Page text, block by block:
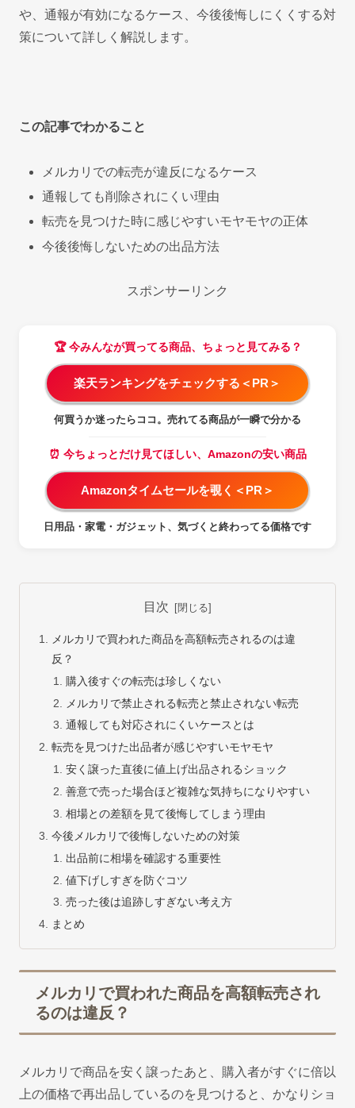
や、通報が有効になるケース、今後後悔しにくくする対
策について詳しく解説します。
この記事でわかること
メルカリでの転売が違反になるケース
通報しても削除されにくい理由
転売を見つけた時に感じやすいモヤモヤの正体
今後後悔しないための出品方法
スポンサーリンク
🏆 今みんなが買ってる商品、ちょっと見てみる？
楽天ランキングをチェックする＜PR＞
何買うか迷ったらココ。売れてる商品が一瞬で分かる
⏰ 今ちょっとだけ見てほしい、Amazonの安い商品
Amazonタイムセールを覗く＜PR＞
日用品・家電・ガジェット、気づくと終わってる価格です
目次
メルカリで買われた商品を高額転売されるのは違
反？
購入後すぐの転売は珍しくない
メルカリで禁止される転売と禁止されない転売
通報しても対応されにくいケースとは
転売を見つけた出品者が感じやすいモヤモヤ
安く譲った直後に値上げ出品されるショック
善意で売った場合ほど複雑な気持ちになりやすい
相場との差額を見て後悔してしまう理由
今後メルカリで後悔しないための対策
出品前に相場を確認する重要性
値下げしすぎを防ぐコツ
売った後は追跡しすぎない考え方
まとめ
メルカリで買われた商品を高額転売され
るのは違反？
メルカリで商品を安く譲ったあと、購入者がすぐに倍以
上の価格で再出品しているのを見つけると、かなりショ